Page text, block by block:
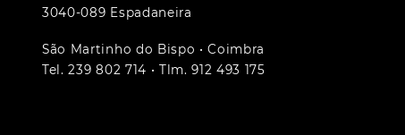
3040-089 Espadaneira
São Martinho do Bispo • Coimbra
Tel. 239 802 714 • Tlm. 912 493 175